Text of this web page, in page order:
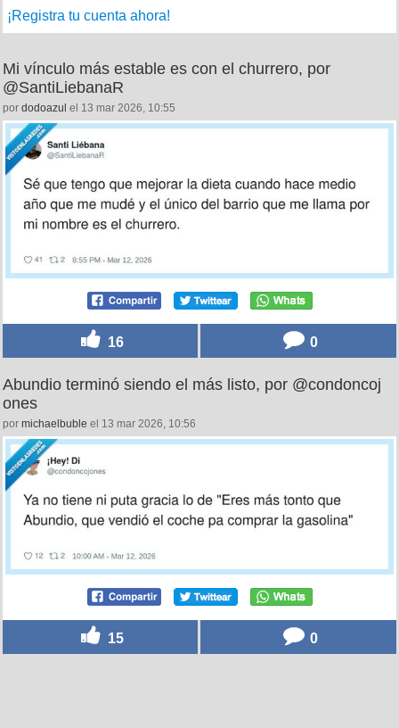
¡Registra tu cuenta ahora!
Mi vínculo más estable es con el churrero, por
@SantiLiebanaR
por dodoazul el 13 mar 2026, 10:55
16 0
Abundio terminó siendo el más listo, por @condoncoj
ones
por michaelbuble el 13 mar 2026, 10:56
15 0